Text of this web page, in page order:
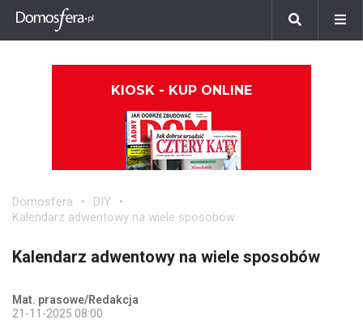
KIOSK - KUP ONLINE
Domosfera
DIY
Kalendarz adwentowy na wiele sposobów
Kalendarz adwentowy na wiele sposobów
Mat. prasowe/Redakcja
21-11-2025 08:00